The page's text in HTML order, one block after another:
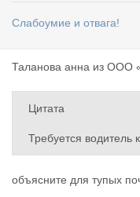
Слабоумие и отвага!
Таланова анна из ООО
Цитата
Требуется водитель
0кг г\п 2014г.в.,
68000,00 руб.
объясните для тупых